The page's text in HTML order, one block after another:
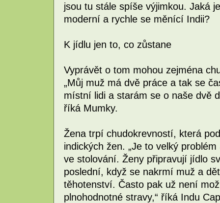
jsou tu stále spíše výjimkou. Jaká
moderní a rychle se měnící Indii?
K jídlu jen to, co zůstane
Vyprávět o tom mohou zejména
„Můj muž má dvě práce a tak se
místní lidi a starám se o naše dvě
říká Mumky.
Žena trpí chudokrevností, která
indických žen. „Je to velký
ve stolování. Ženy připravují jídlo
poslední, když se nakrmí muž a
těhotenství. Často pak už není
plnohodnotné stravy,“ říká Indu